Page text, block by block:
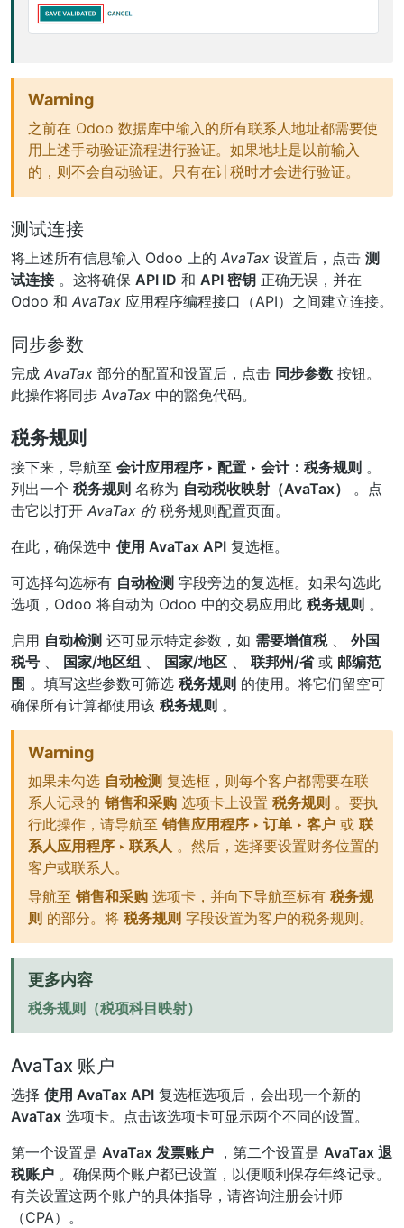
Warning
之前在 Odoo 数据库中输入的所有联系人地址都需要使
用上述手动验证流程进行验证。如果地址是以前输入
的，则不会自动验证。只有在计税时才会进行验证。
测试连接
将上述所有信息输入 Odoo 上的 AvaTax 设置后，点击 测
试连接。这将确保 API ID 和 API 密钥 正确无误，并在
Odoo 和 AvaTax 应用程序编程接口（API）之间建立连接。
同步参数
完成 AvaTax 部分的配置和设置后，点击 同步参数 按钮。
此操作将同步 AvaTax 中的豁免代码。
税务规则
接下来，导航至 会计应用程序 ‣ 配置 ‣ 会计：税务规则 。
列出一个 税务规则 名称为 自动税收映射（AvaTax）
。点
击它以打开 AvaTax 的税务规则配置页面。
在此，确保选中 使用 AvaTax API 复选框。
可选择勾选标有 自动检测 字段旁边的复选框。如果勾选此
选项，Odoo 将自动为 Odoo 中的交易应用此 税务规则 。
启用 自动检测 还可显示特定参数，如 需要增值税、 外国
税号 、 国家/地区组 、 国家/地区 、 联邦州/省或 邮编范
围 。填写这些参数可筛选 税务规则 的使用。将它们留空可
确保所有计算都使用该 税务规则 。
Warning
如果未勾选 自动检测 复选框，则每个客户都需要在联
系人记录的 销售和采购 选项卡上设置 税务规则 。要执
行此操作，请导航至 销售应用程序 ‣ 订单 ‣ 客户 或 联
系人应用程序 ‣ 联系人 。然后，选择要设置财务位置的
客户或联系人。
导航至 销售和采购 选项卡，并向下导航至标有 税务规
则 的部分。将 税务规则 字段设置为客户的税务规则。
更多内容
税务规则（税项科目映射）
AvaTax 账户
选择 使用 AvaTax API 复选框选项后，会出现一个新的
AvaTax 选项卡。点击该选项卡可显示两个不同的设置。
第一个设置是 AvaTax 发票账户 ，第二个设置是 AvaTax 退
税账户 。确保两个账户都已设置，以便顺利保存年终记录。
有关设置这两个账户的具体指导，请咨询注册会计师
（CPA）。